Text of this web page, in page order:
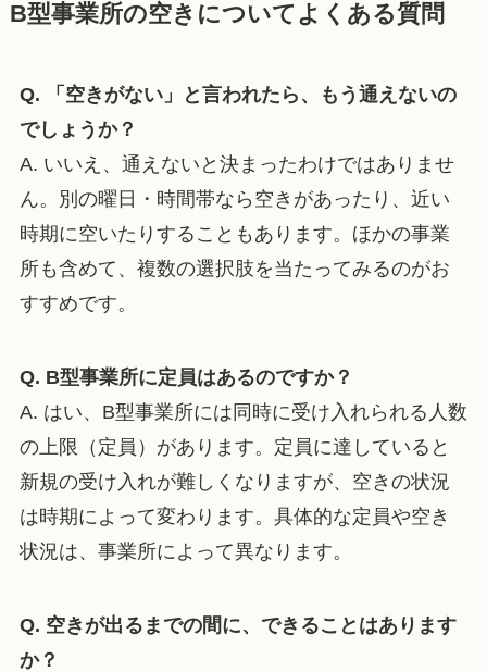
B型事業所の空きについてよくある質問
Q. 「空きがない」と言われたら、もう通えないの
でしょうか？
A. いいえ、通えないと決まったわけではありませ
ん。別の曜日・時間帯なら空きがあったり、近い
時期に空いたりすることもあります。ほかの事業
所も含めて、複数の選択肢を当たってみるのがお
すすめです。
Q. B型事業所に定員はあるのですか？
A. はい、B型事業所には同時に受け入れられる人数
の上限（定員）があります。定員に達していると
新規の受け入れが難しくなりますが、空きの状況
は時期によって変わります。具体的な定員や空き
状況は、事業所によって異なります。
Q. 空きが出るまでの間に、できることはあります
か？